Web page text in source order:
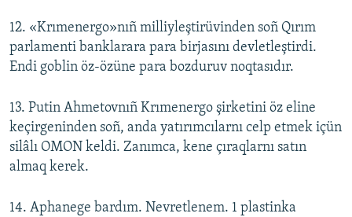
12. «Krımenergo»nıñ milliyleştirüvinden soñ Qırım
parlamenti banklarara para birjasını devletleştirdi.
Endi goblin öz-özüne para bozduruv noqtasıdır.
13. Putin Ahmetovnıñ Krımenergo şirketini öz eline
keçirgeninden soñ, anda yatırımcılarnı celp etmek içün
silâlı OMON keldi. Zanımca, kene çıraqlarnı satın
almaq kerek.
14. Aphanege bardım. Nevretlenem. 1 plastinka